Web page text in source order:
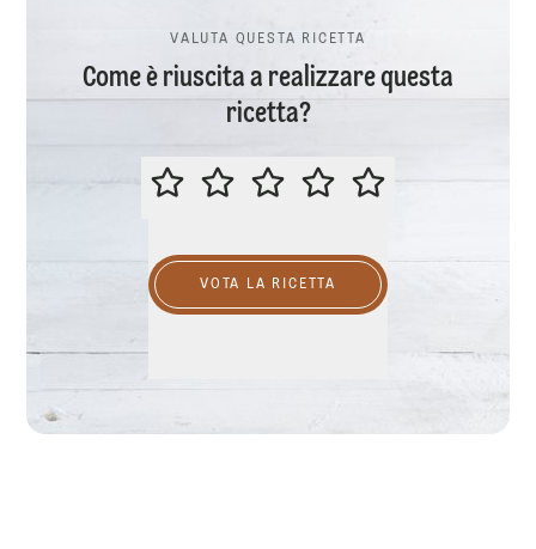
VALUTA QUESTA RICETTA
Come è riuscita a realizzare questa
ricetta?
VALUTA QUESTA RICETTA
VOTA LA RICETTA